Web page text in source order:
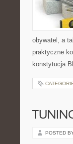
obywatel, a
praktyczne
konstytucja
POSTED